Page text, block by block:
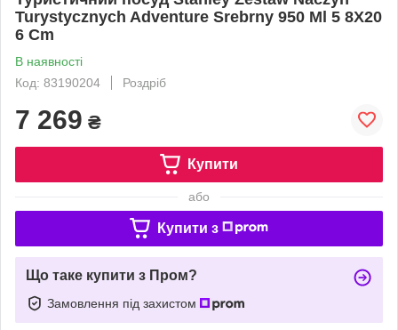
Turystycznych Adventure Srebrny 950 Ml 5 8X20
6 Cm
В наявності
Код: 83190204
Роздріб
7 269 ₴
Купити
або
Купити з
Що таке купити з Пром?
Замовлення під захистом